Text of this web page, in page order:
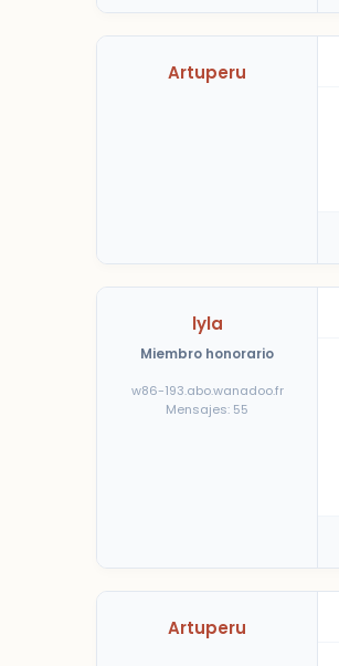
Artuperu
lyla
Miembro honorario
w86-193.abo.wanadoo.fr
Mensajes: 55
Artuperu